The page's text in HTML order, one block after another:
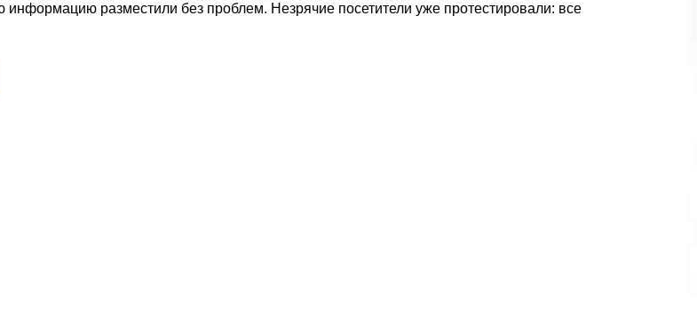
разместили без проблем. Незрячие посетители уже протестировали: все